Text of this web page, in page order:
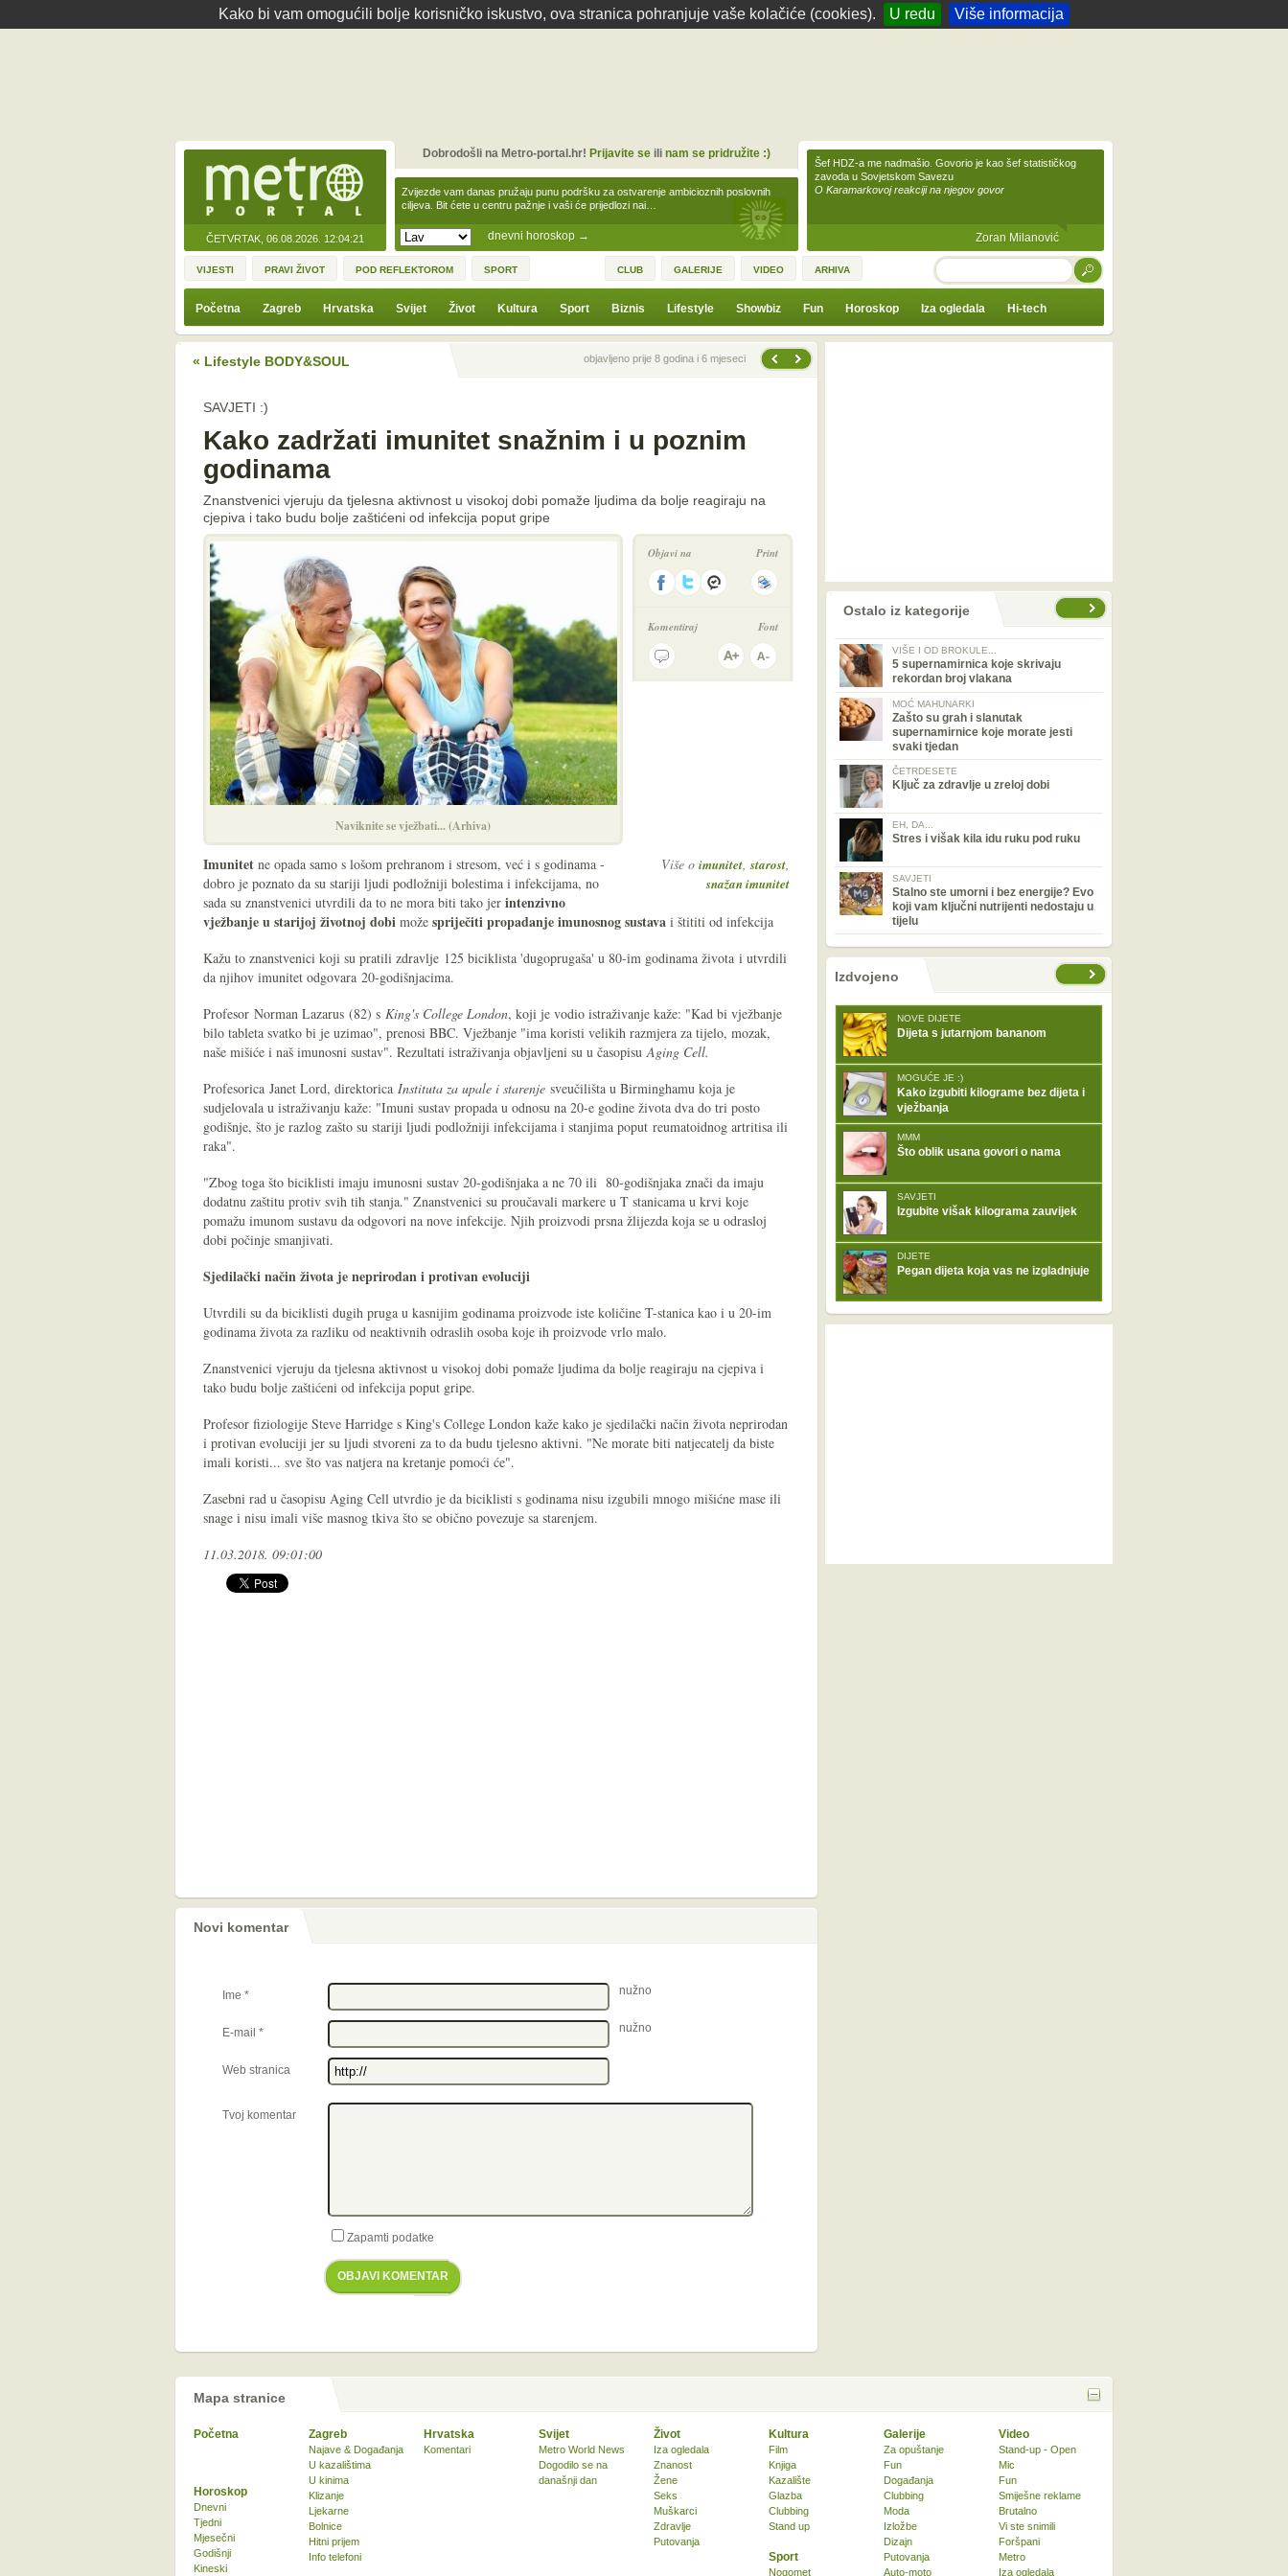
Kako bi vam omogućili bolje korisničko iskustvo, ova stranica pohranjuje vaše kolačiće (cookies). U redu Više informacija
ČETVRTAK, 06.08.2026. 12:04:21 dnevni horoskop →
Zvijezde vam danas pružaju punu podršku za ostvarenje ambicioznih poslovnih
ciljeva. Bit ćete u centru pažnje i vaši će prijedlozi nai…
Dobrodošli na Metro-portal.hr! Prijavite seili nam se pridružite :)
Šef HDZ-a me nadmašio. Govorio je kao šef statističkog
zavoda u Sovjetskom Savezu
O Karamarkovoj reakciji na njegov govor
Zoran Milanović
VIJESTI PRAVI ŽIVOT POD REFLEKTOROM SPORT CLUB GALERIJE VIDEO ARHIVA TRAŽI
Početna Zagreb Hrvatska Svijet Život Kultura Sport Biznis Lifestyle Showbiz Fun Horoskop Iza ogledala Hi-tech
« Lifestyle BODY&SOUL Prethodna vijestobjavljeno prije 8 godina i 6 mjeseci
SAVJETI :)
Kako zadržati imunitet snažnim i u poznim
godinama
Znanstvenici vjeruju da tjelesna aktivnost u visokoj dobi pomaže ljudima da bolje reagiraju na
cjepiva i tako budu bolje zaštićeni od infekcija poput gripe
Naviknite se vježbati... (Arhiva)
Objavi na Print
Komentiraj Font
Više o imunitet,starost,
snažan imunitet
Imunitet ne opada samo s lošom prehranom i stresom, već i s godinama -
dobro je poznato da su stariji ljudi podložniji bolestima i infekcijama, no
sada su znanstvenici utvrdili da to ne mora biti tako jer intenzivno
vježbanje u starijoj životnoj dobi može spriječiti propadanje imunosnog sustava i štititi od infekcija
Kažu to znanstvenici koji su pratili zdravlje 125 biciklista 'dugoprugaša' u 80-im godinama života i utvrdili
da njihov imunitet odgovara 20-godišnjacima.
Profesor Norman Lazarus (82) s King's College London, koji je vodio istraživanje kaže: "Kad bi vježbanje
bilo tableta svatko bi je uzimao", prenosi BBC. Vježbanje "ima koristi velikih razmjera za tijelo, mozak,
naše mišiće i naš imunosni sustav". Rezultati istraživanja objavljeni su u časopisuAging Cell.
Profesorica Janet Lord, direktorica Instituta za upale i starenje sveučilišta u Birminghamu koja je
sudjelovala u istraživanju kaže: "Imuni sustav propada u odnosu na 20-e godine života dva do tri posto
godišnje, što je razlog zašto su stariji ljudi podložniji infekcijama i stanjima poput reumatoidnog artritisa ili
raka".
"Zbog toga što biciklisti imaju imunosni sustav 20-godišnjaka a ne 70 ili 80-godišnjaka znači da imaju
dodatnu zaštitu protiv svih tih stanja." Znanstvenici su proučavali markere u T stanicama u krvi koje
pomažu imunom sustavu da odgovori na nove infekcije. Njih proizvodi prsna žlijezda koja se u odrasloj
dobi počinje smanjivati.
Sjedilački način života je neprirodan i protivan evoluciji
Utvrdili su da biciklisti dugih pruga u kasnijim godinama proizvode iste količine T-stanica kao i u 20-im
godinama života za razliku od neaktivnih odraslih osoba koje ih proizvode vrlo malo.
Znanstvenici vjeruju da tjelesna aktivnost u visokoj dobi pomaže ljudima da bolje reagiraju na cjepiva i
tako budu bolje zaštićeni od infekcija poput gripe.
Profesor fiziologije Steve Harridge s King's College London kaže kako je sjedilački način života neprirodan
i protivan evoluciji jer su ljudi stvoreni za to da budu tjelesno aktivni. "Ne morate biti natjecatelj da biste
imali koristi... sve što vas natjera na kretanje pomoći će".
Zasebni rad u časopisu Aging Cell utvrdio je da biciklisti s godinama nisu izgubili mnogo mišićne mase ili
snage i nisu imali više masnog tkiva što se obično povezuje sa starenjem.
11.03.2018. 09:01:00
Novi komentar
Ime * nužno
E-mail * nužno
Web stranica
Tvoj komentar
Zapamti podatke
OBJAVI KOMENTAR
Ostalo iz kategorije
VIŠE I OD BROKULE...
5 supernamirnica koje skrivaju
rekordan broj vlakana
MOĆ MAHUNARKI
Zašto su grah i slanutak
supernamirnice koje morate jesti
svaki tjedan
ČETRDESETE
Ključ za zdravlje u zreloj dobi
EH, DA...
Stres i višak kila idu ruku pod ruku
SAVJETI
Stalno ste umorni i bez energije? Evo
koji vam ključni nutrijenti nedostaju u
tijelu
nema prethodne stranice
sljedećeIzdvojeno
NOVE DIJETE
Dijeta s jutarnjom bananom
MOGUĆE JE :)
Kako izgubiti kilograme bez dijeta i
vježbanja
MMM
Što oblik usana govori o nama
SAVJETI
Izgubite višak kilograma zauvijek
DIJETE
Pegan dijeta koja vas ne izgladnjuje
Mapa stranice
Početna Zagreb
Najave & Događanja
U kazalištima
U kinima
Klizanje
Ljekarne
Bolnice
Hitni prijem
Info telefoni
Hrvatska
Komentari
Svijet
Metro World News
Dogodilo se na
današnji dan
Život
Iza ogledala
Znanost
Žene
Seks
Muškarci
Zdravlje
Putovanja
Kultura
Film
Knjiga
Kazalište
Glazba
Clubbing
Stand up
Sport
Nogomet
Horoskop
Dnevni
Tjedni
Mjesečni
Godišnji
Kineski
Galerije
Za opuštanje
Fun
Događanja
Clubbing
Moda
Izložbe
Dizajn
Putovanja
Auto-moto
Video
Stand-up - Open
Mic
Fun
Smiješne reklame
Brutalno
Vi ste snimili
Foršpani
Metro
Iza ogledala